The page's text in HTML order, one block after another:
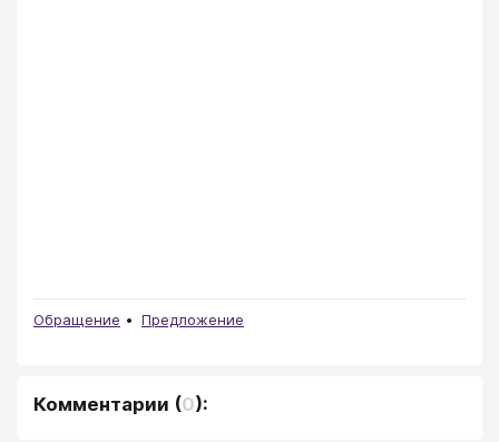
Обращение Предложение
Комментарии (0):